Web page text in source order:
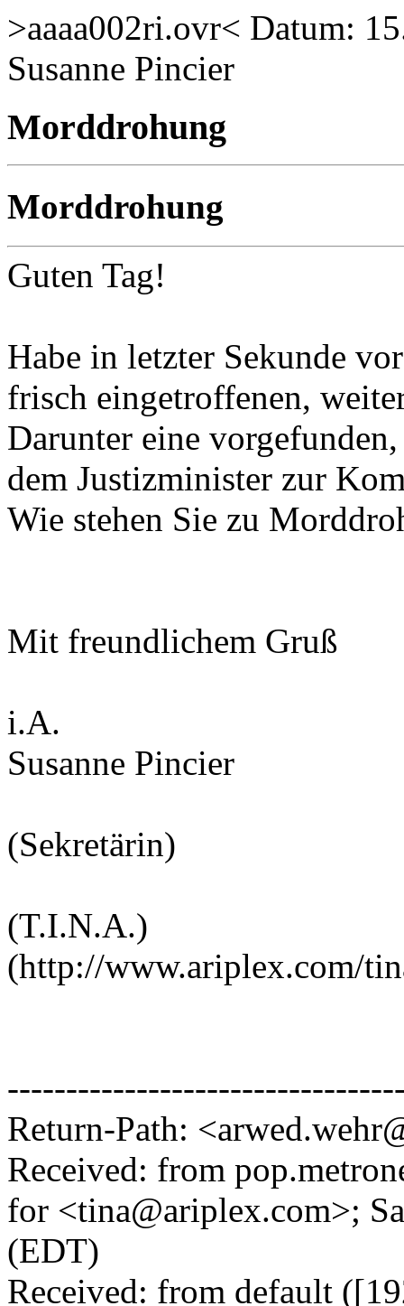
>aaaa002ri.ovr< Datum:
Susanne Pincier
Morddrohung
Morddrohung
Guten Tag!
Habe in letzter Sekunde
frisch eingetroffenen,
Darunter eine
dem Justizminister zur
Wie stehen Sie zu
Mit freundlichem Gruß
i.A.
Susanne Pincier
(Sekretärin)
(T.I.N.A.)
(http://www.ariplex.com/
Return-Path:
Received: from
for <tina@ariplex.com>;
(EDT)
Received: from default